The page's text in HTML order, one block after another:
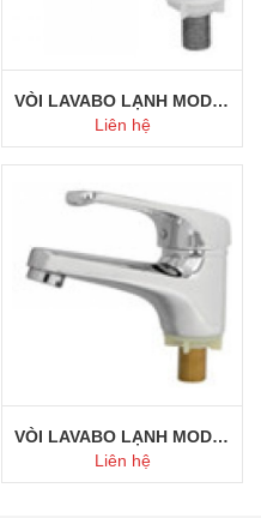
Mua ngay
VÒI LAVABO LẠNH MODEL 112
Liên hệ
VÒI LAVABO LẠNH MODEL 110
Liên hệ